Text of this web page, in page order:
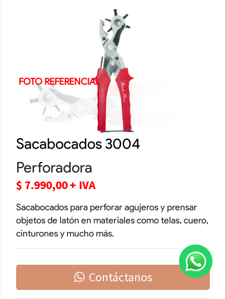
FOTO REFERENCIAL
Sacabocados 3004
Perforadora
$ 7.990,00+ IVA
Sacabocados para perforar agujeros y prensar
objetos de latón en materiales como telas, cuero,
cinturones y mucho más.
Contáctanos